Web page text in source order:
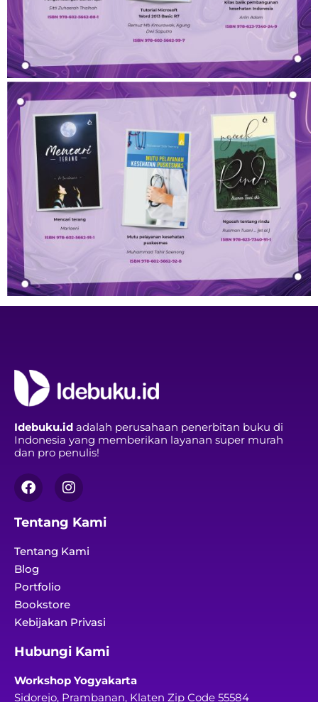
Idebuku.id adalah perusahaan penerbitan buku di
Indonesia yang memberikan layanan super murah
dan pro penulis!
Tentang Kami
Tentang Kami
Blog
Portfolio
Bookstore
Kebijakan Privasi
Hubungi Kami
Workshop Yogyakarta
Sidorejo, Prambanan, Klaten Zip Code 55584